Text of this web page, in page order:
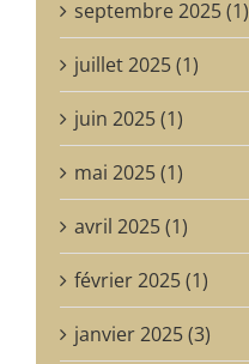
septembre 2025 (1)
juillet 2025 (1)
juin 2025 (1)
mai 2025 (1)
avril 2025 (1)
février 2025 (1)
janvier 2025 (3)